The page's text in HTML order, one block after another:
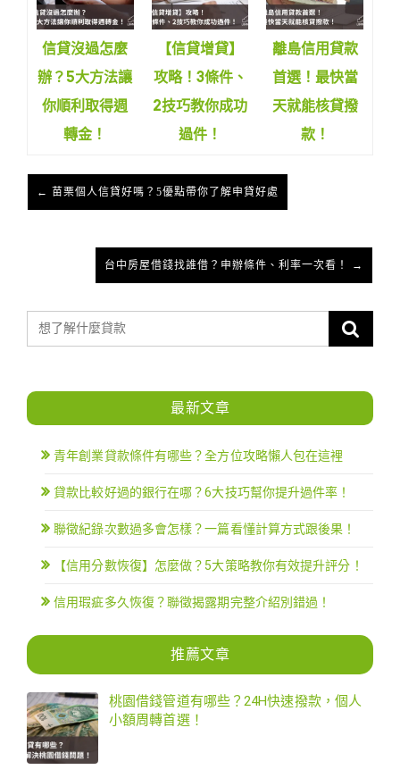
信貸沒過怎麼
辦？5大方法讓
你順利取得週
轉金！
【信貸增貸】
攻略！3條件、
2技巧教你成功
過件！
離島信用貸款
首選！最快當
天就能核貸撥
款！
← 苗栗個人信貸好嗎？5優點帶你了解申貸好處
台中房屋借錢找誰借？申辦條件、利率一次看！ →
最新文章
青年創業貸款條件有哪些？全方位攻略懶人包在這裡
貸款比較好過的銀行在哪？6大技巧幫你提升過件率！
聯徵紀錄次數過多會怎樣？一篇看懂計算方式跟後果！
【信用分數恢復】怎麼做？5大策略教你有效提升評分！
信用瑕疵多久恢復？聯徵揭露期完整介紹別錯過！
推薦文章
桃園借錢管道有哪些？24H快速撥款，個人
小額周轉首選！